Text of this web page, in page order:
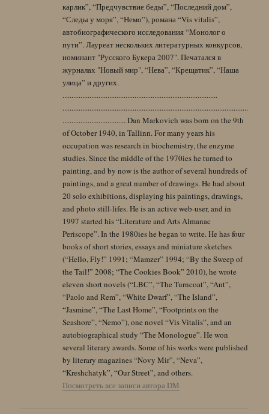
карлик”, “Предчувствие беды”, “Последний дом”,
“Следы у моря”, “Немо”), романа “Vis vitalis”,
автобиографического исследования “Монолог о
пути”. Лауреат нескольких литературных конкурсов,
номинант "Русского Букера 2007". Печатался в
журналах "Новый мир", “Нева”, “Крещатик”, “Наша
улица” и других.
......................................................................................
.......................................................................................................
................................... Dan Markovich was born on the 9th
of October 1940, in Tallinn. For many years his
occupation was research in biochemistry, the enzyme
studies. Since the middle of the 1970ies he turned to
painting, and by now is the author of several hundreds of
paintings, and a great number of drawings. He had about
20 solo exhibitions, displaying his paintings, drawings,
and photo still-lifes. He is an active web-user, and in
1997 started his “Literature and Arts Almanac
Periscope”. In the 1980ies he began to write. He has four
books of short stories, essays and miniature sketches
(“Hello, Fly!” 1991; “Mamzer” 1994; “By the Sweep of
the Tail!” 2008; “The Cookies Book” 2010), he wrote
eleven short novels (“LBC”, “The Turncoat”, “Ant”,
“Paolo and Rem”, “White Dwarf”, “The Island”,
“Jasmine”, “The Last Home”, “Footprints on the
Seashore”, “Nemo”), one novel “Vis Vitalis”, and an
autobiographical study “The Monologue”. He won
several literary awards. Some of his works were published
by literary magazines “Novy Mir”, “Neva”,
“Kreshchatyk”, “Our Street”, and others.
Посмотреть все записи автора DM